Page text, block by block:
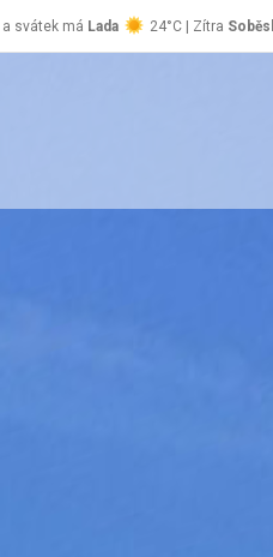
a svátek má Lada 24°C | Zítra